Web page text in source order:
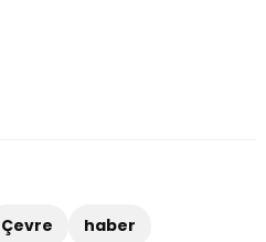
Çevre
haber